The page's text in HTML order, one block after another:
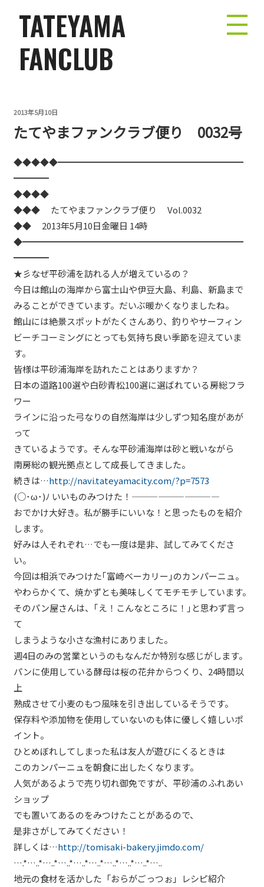
TATEYAMA
FANCLUB
投
稿
2013年5月10日
たてやまファンクラブ便り 0032号
◆◆◆◆◆━━━━━━━━━━━━━━━━━━━━━
━━━━
◆◆◆◆
◆◆◆ たてやまファンクラブ便り Vol.0032
◆◆ 2013年5月10日金曜日 14時
◆━━━━━━━━━━━━━━━━━━━━━━━━━
━━━━
★彡なぜ平砂浦を訪れる人が増えているの？
今日は館山の海岸から富士山や伊豆大島、利島、新島まで
みることができています。だいぶ暖かくなりましたね。
館山には絶景スポットがたくさんあり、釣りやサーフィン
ビーチコーミングにとっても気持ち良い季節を迎えていま
す。
皆様は平砂浦海岸を訪れたことはありますか？
日本の道路100選や白砂青松100選に選ばれている房総フラ
ワー
ラインに沿った弓なりの自然海岸は少しずつ知名度があが
って
きているようです。そんな平砂浦海岸は砂と戦いながら
南房総の観光拠点として成長してきました。
続きは…http://navi.tateyamacity.com/?p=7573
(○･ω･)ﾉ いいものみつけた！——————————
おでかけ大好き。私が勝手にいいな！と思ったものを紹介
します。
好みは人それぞれ…でも一度は是非、試してみてくださ
い。
今回は相浜でみつけた｢富崎ベーカリー｣のカンパーニュ。
やわらかくて、焼かずとも美味しくてモチモチしています。
そのパン屋さんは、｢え！こんなところに！｣と思わず言っ
て
しまうような小さな漁村にありました。
週4日のみの営業というのもなんだか特別な感じがします。
パンに使用している酵母は桜の花弁からつくり、24時間以
上
熟成させて小麦のもつ風味を引き出しているそうです。
保存料や添加物を使用していないのも体に優しく嬉しいポ
イント。
ひとめぼれしてしまった私は友人が遊びにくるときは
このカンパーニュを朝食に出したくなります。
人気があるようで売り切れ御免ですが、平砂浦のふれあい
ショップ
でも置いてあるのをみつけたことがあるので、
是非さがしてみてください！
詳しくは…http://tomisaki-bakery.jimdo.com/
….*…..*…..*…..*…..*…..*…..*…..*…..*…..
地元の食材を活かした「おらがごっつぉ」レシピ紹介